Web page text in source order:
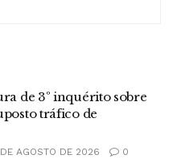
de 3º inquérito sobre
tráfico de
AGOSTO DE 2026 0